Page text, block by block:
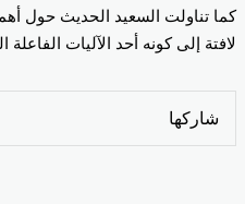
كما تناولت السعيد الحديث حول
لافتة إلى كونه أحد الآليات
شاركها